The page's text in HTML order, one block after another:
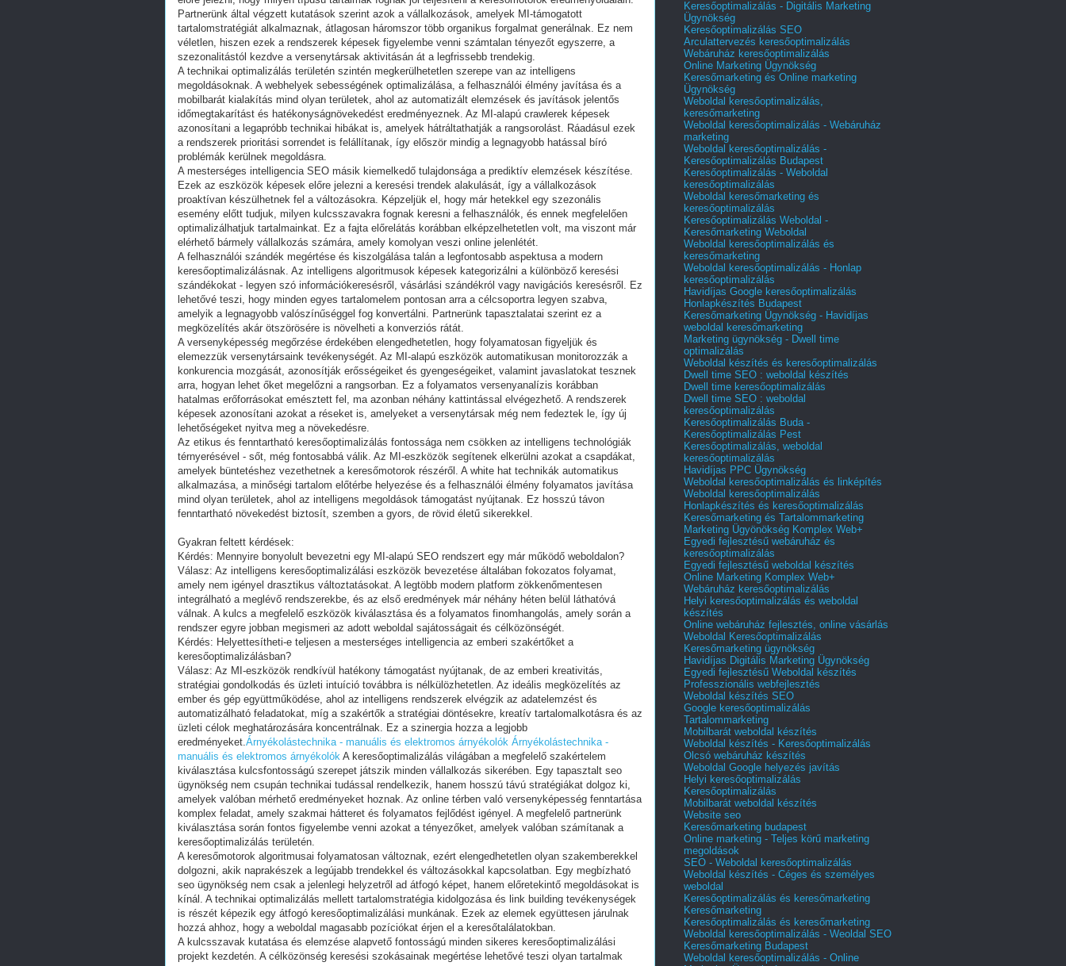
Partnerünk által végzett kutatások szerint azok a vállalkozások, amelyek MI-támogatott
tartalomstratégiát alkalmaznak, átlagosan háromszor több organikus forgalmat generálnak. Ez nem
véletlen, hiszen ezek a rendszerek képesek figyelembe venni számtalan tényezőt egyszerre, a
szezonalitástól kezdve a versenytársak aktivitásán át a legfrissebb trendekig.
A technikai optimalizálás területén szintén megkerülhetetlen szerepe van az intelligens
megoldásoknak. A webhelyek sebességének optimalizálása, a felhasználói élmény javítása és a
mobilbarát kialakítás mind olyan területek, ahol az automatizált elemzések és javítások jelentős
időmegtakarítást és hatékonyságnövekedést eredményeznek. Az MI-alapú crawlerek képesek
azonosítani a legapróbb technikai hibákat is, amelyek hátráltathatják a rangsorolást. Ráadásul ezek
a rendszerek prioritási sorrendet is felállítanak, így először mindig a legnagyobb hatással bíró
problémák kerülnek megoldásra.
A mesterséges intelligencia SEO másik kiemelkedő tulajdonsága a prediktív elemzések készítése.
Ezek az eszközök képesek előre jelezni a keresési trendek alakulását, így a vállalkozások
proaktívan készülhetnek fel a változásokra. Képzeljük el, hogy már hetekkel egy szezonális
esemény előtt tudjuk, milyen kulcsszavakra fognak keresni a felhasználók, és ennek megfelelően
optimalizálhatjuk tartalmainkat. Ez a fajta előrelátás korábban elképzelhetetlen volt, ma viszont már
elérhető bármely vállalkozás számára, amely komolyan veszi online jelenlétét.
A felhasználói szándék megértése és kiszolgálása talán a legfontosabb aspektusa a modern
keresőoptimalizálásnak. Az intelligens algoritmusok képesek kategorizálni a különböző keresési
szándékokat - legyen szó információkeresésről, vásárlási szándékról vagy navigációs keresésről. Ez
lehetővé teszi, hogy minden egyes tartalomelem pontosan arra a célcsoportra legyen szabva,
amelyik a legnagyobb valószínűséggel fog konvertálni. Partnerünk tapasztalatai szerint ez a
megközelítés akár ötszörösére is növelheti a konverziós rátát.
A versenyképesség megőrzése érdekében elengedhetetlen, hogy folyamatosan figyeljük és
elemezzük versenytársaink tevékenységét. Az MI-alapú eszközök automatikusan monitorozzák a
konkurencia mozgását, azonosítják erősségeiket és gyengeségeiket, valamint javaslatokat tesznek
arra, hogyan lehet őket megelőzni a rangsorban. Ez a folyamatos versenyanalízis korábban
hatalmas erőforrásokat emésztett fel, ma azonban néhány kattintással elvégezhető. A rendszerek
képesek azonosítani azokat a réseket is, amelyeket a versenytársak még nem fedeztek le, így új
lehetőségeket nyitva meg a növekedésre.
Az etikus és fenntartható keresőoptimalizálás fontossága nem csökken az intelligens technológiák
térnyerésével - sőt, még fontosabbá válik. Az MI-eszközök segítenek elkerülni azokat a csapdákat,
amelyek büntetéshez vezethetnek a keresőmotorok részéről. A white hat technikák automatikus
alkalmazása, a minőségi tartalom előtérbe helyezése és a felhasználói élmény folyamatos javítása
mind olyan területek, ahol az intelligens megoldások támogatást nyújtanak. Ez hosszú távon
fenntartható növekedést biztosít, szemben a gyors, de rövid életű sikerekkel.
Gyakran feltett kérdések:
Kérdés: Mennyire bonyolult bevezetni egy MI-alapú SEO rendszert egy már működő weboldalon?
Válasz: Az intelligens keresőoptimalizálási eszközök bevezetése általában fokozatos folyamat,
amely nem igényel drasztikus változtatásokat. A legtöbb modern platform zökkenőmentesen
integrálható a meglévő rendszerekbe, és az első eredmények már néhány héten belül láthatóvá
válnak. A kulcs a megfelelő eszközök kiválasztása és a folyamatos finomhangolás, amely során a
rendszer egyre jobban megismeri az adott weboldal sajátosságait és célközönségét.
Kérdés: Helyettesítheti-e teljesen a mesterséges intelligencia az emberi szakértőket a
keresőoptimalizálásban?
Válasz: Az MI-eszközök rendkívül hatékony támogatást nyújtanak, de az emberi kreativitás,
stratégiai gondolkodás és üzleti intuíció továbbra is nélkülözhetetlen. Az ideális megközelítés az
ember és gép együttműködése, ahol az intelligens rendszerek elvégzik az adatelemzést és
automatizálható feladatokat, míg a szakértők a stratégiai döntésekre, kreatív tartalomalkotásra és az
üzleti célok meghatározására koncentrálnak. Ez a szinergia hozza a legjobb
eredményeket.Árnyékolástechnika - manuális és elektromos árnyékolók Árnyékolástechnika -
manuális és elektromos árnyékolók A keresőoptimalizálás világában a megfelelő szakértelem
kiválasztása kulcsfontosságú szerepet játszik minden vállalkozás sikerében. Egy tapasztalt seo
ügynökség nem csupán technikai tudással rendelkezik, hanem hosszú távú stratégiákat dolgoz ki,
amelyek valóban mérhető eredményeket hoznak. Az online térben való versenyképesség fenntartása
komplex feladat, amely szakmai hátteret és folyamatos fejlődést igényel. A megfelelő partnerünk
kiválasztása során fontos figyelembe venni azokat a tényezőket, amelyek valóban számítanak a
keresőoptimalizálás területén.
A keresőmotorok algoritmusai folyamatosan változnak, ezért elengedhetetlen olyan szakemberekkel
dolgozni, akik naprakészek a legújabb trendekkel és változásokkal kapcsolatban. Egy megbízható
seo ügynökség nem csak a jelenlegi helyzetről ad átfogó képet, hanem előretekintő megoldásokat is
kínál. A technikai optimalizálás mellett tartalomstratégia kidolgozása és link building tevékenységek
is részét képezik egy átfogó keresőoptimalizálási munkának. Ezek az elemek együttesen járulnak
hozzá ahhoz, hogy a weboldal magasabb pozíciókat érjen el a keresőtalálatokban.
A kulcsszavak kutatása és elemzése alapvető fontosságú minden sikeres keresőoptimalizálási
projekt kezdetén. A célközönség keresési szokásainak megértése lehetővé teszi olyan tartalmak
Keresőoptimalizálás - Digitális Marketing
Ügynökség
Keresőoptimalizálás SEO
Arculattervezés keresőoptimalizálás
Webáruház keresőoptimalizálás
Online Marketing Ügynökség
Keresőmarketing és Online marketing
Ügynökség
Weboldal keresőoptimalizálás,
keresőmarketing
Weboldal keresőoptimalizálás - Webáruház
marketing
Weboldal keresőoptimalizálás -
Keresőoptimalizálás Budapest
Keresőoptimalizálás - Weboldal
keresőoptimalizálás
Weboldal keresőmarketing és
keresőoptimalizálás
Keresőoptimalizálás Weboldal -
Keresőmarketing Weboldal
Weboldal keresőoptimalizálás és
keresőmarketing
Weboldal keresőoptimalizálás - Honlap
keresőoptimalizálás
Havidíjas Google keresőoptimalizálás
Honlapkészítés Budapest
Keresőmarketing Ügynökség - Havidíjas
weboldal keresőmarketing
Marketing ügynökség - Dwell time
optimalizálás
Weboldal készítés és keresőoptimalizálás
Dwell time SEO : weboldal készítés
Dwell time keresőoptimalizálás
Dwell time SEO : weboldal
keresőoptimalizálás
Keresőoptimalizálás Buda -
Keresőoptimalizálás Pest
Keresőoptimalizálás, weboldal
keresőoptimalizálás
Havidíjas PPC Ügynökség
Weboldal keresőoptimalizálás és linképítés
Weboldal keresőoptimalizálás
Honlapkészítés és keresőoptimalizálás
Keresőmarketing és Tartalommarketing
Marketing Ügyönökség Komplex Web+
Egyedi fejlesztésű webáruház és
keresőoptimalizálás
Egyedi fejlesztésű weboldal készítés
Online Marketing Komplex Web+
Webáruház keresőoptimalizálás
Helyi keresőoptimalizálás és weboldal
készítés
Online webáruház fejlesztés, online vásárlás
Weboldal Keresőoptimalizálás
Keresőmarketing ügynökség
Havidíjas Digitális Marketing Ügynökség
Egyedi fejlesztésű Weboldal készítés
Professzionális webfejlesztés
Weboldal készítés SEO
Google keresőoptimalizálás
Tartalommarketing
Mobilbarát weboldal készítés
Weboldal készítés - Keresőoptimalizálás
Olcsó webáruház készítés
Weboldal Google helyezés javítás
Helyi keresőoptimalizálás
Keresőoptimalizálás
Mobilbarát weboldal készítés
Website seo
Keresőmarketing budapest
Online marketing - Teljes körű marketing
megoldások
SEO - Weboldal keresőoptimalizálás
Weboldal készítés - Céges és személyes
weboldal
Keresőoptimalizálás és keresőmarketing
Keresőmarketing
Keresőoptimalizálás és keresőmarketing
Weboldal keresőoptimalizálás - Weoldal SEO
Keresőmarketing Budapest
Weboldal keresőoptimalizálás - Online